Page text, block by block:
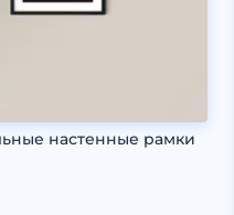
настенные рамки